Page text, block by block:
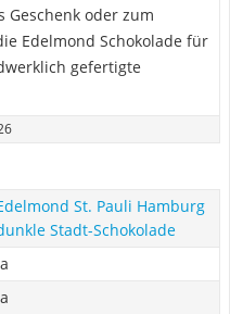
Geschenk oder zum
Edelmond Schokolade für
gefertigte
St. Pauli Hamburg
Stadt-Schokolade